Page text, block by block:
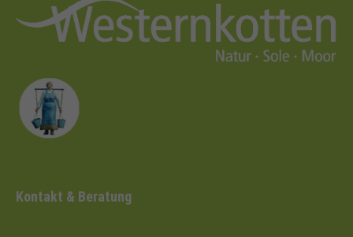
Kontakt & Beratung